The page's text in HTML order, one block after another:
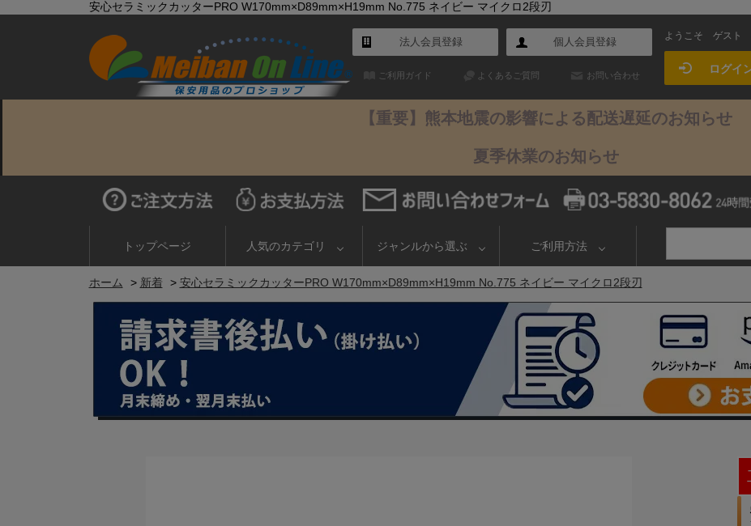
安心セラミックカッターPRO W170mm×D89mm×H19mm No.775 ネイビー マイクロ2段刃
法人会員登録 個人会員登録
ご利用ガイド よくあるご質問 お問い合わせ
ようこそ ゲスト
ログイ
【重要】熊本地震の影響による配送遅延のお知らせ
夏季休業のお知らせ
トップページ 人気のカテゴリ ジャンルから選ぶ ご利用方法
ホーム > 新着 > 安心セラミックカッターPRO W170mm×D89mm×H19mm No.775 ネイビー マイクロ2段刃